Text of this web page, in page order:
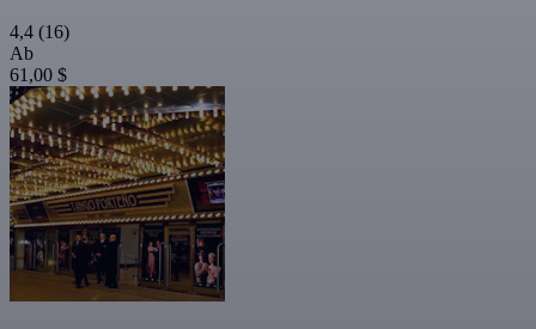
4,4 (16)
Ab
61,00 $